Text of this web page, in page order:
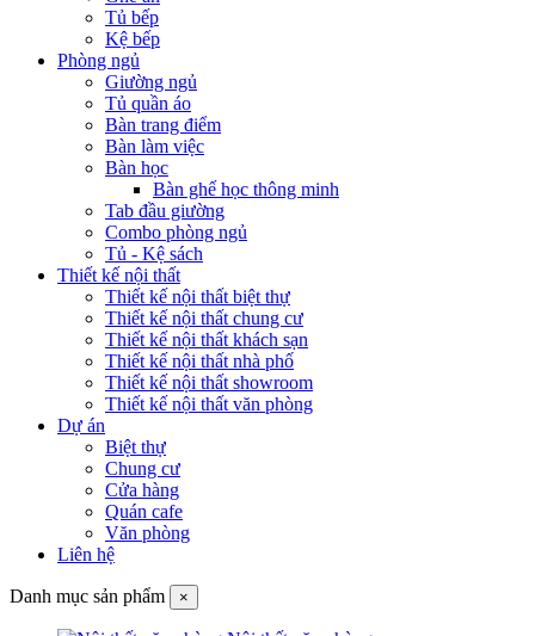
Tủ bếp
Kệ bếp
Phòng ngủ
Giường ngủ
Tủ quần áo
Bàn trang điểm
Bàn làm việc
Bàn học
Bàn ghế học thông minh
Tab đầu giường
Combo phòng ngủ
Tủ - Kệ sách
Thiết kế nội thất
Thiết kế nội thất biệt thự
Thiết kế nội thất chung cư
Thiết kế nội thất khách sạn
Thiết kế nội thất nhà phố
Thiết kế nội thất showroom
Thiết kế nội thất văn phòng
Dự án
Biệt thự
Chung cư
Cửa hàng
Quán cafe
Văn phòng
Liên hệ
Danh mục sản phẩm ×